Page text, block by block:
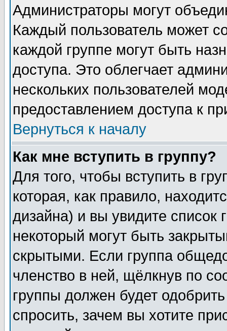
Администраторы могут
Каждый пользователь может
каждой группе могут быть
доступа. Это облегчает
нескольких пользователей
предоставлением доступа к
Вернуться к началу
Как мне вступить в группу?
Для того, чтобы вступить в
которая, как правило,
дизайна) и вы увидите список
некоторый могут быть
скрытыми. Если группа
членство в ней, щёлкнув по
группы должен будет
спросить, зачем вы хотите